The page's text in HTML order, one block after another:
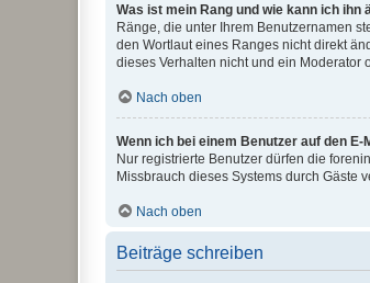
Was ist mein Rang und wie kann ich ihn
Ränge, die unter Ihrem Benutzernamen
den Wortlaut eines Ranges nicht direkt
dieses Verhalten nicht und ein Moderator
Nach oben
Wenn ich bei einem Benutzer auf den
Nur registrierte Benutzer dürfen die
Missbrauch dieses Systems durch Gäste
Nach oben
Beiträge schreiben